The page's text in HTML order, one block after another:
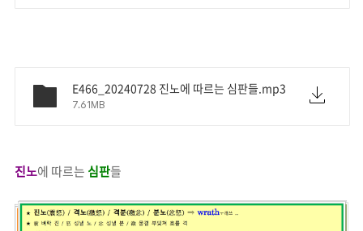
E466_20240728 진노에 따르는 심판들.mp3
7.61MB
진노에 따르는 심판들